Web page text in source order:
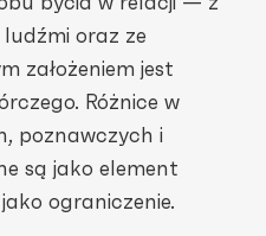
ludźmi oraz ze
założeniem jest
Różnice w
poznawczych i
są jako element
ograniczenie.